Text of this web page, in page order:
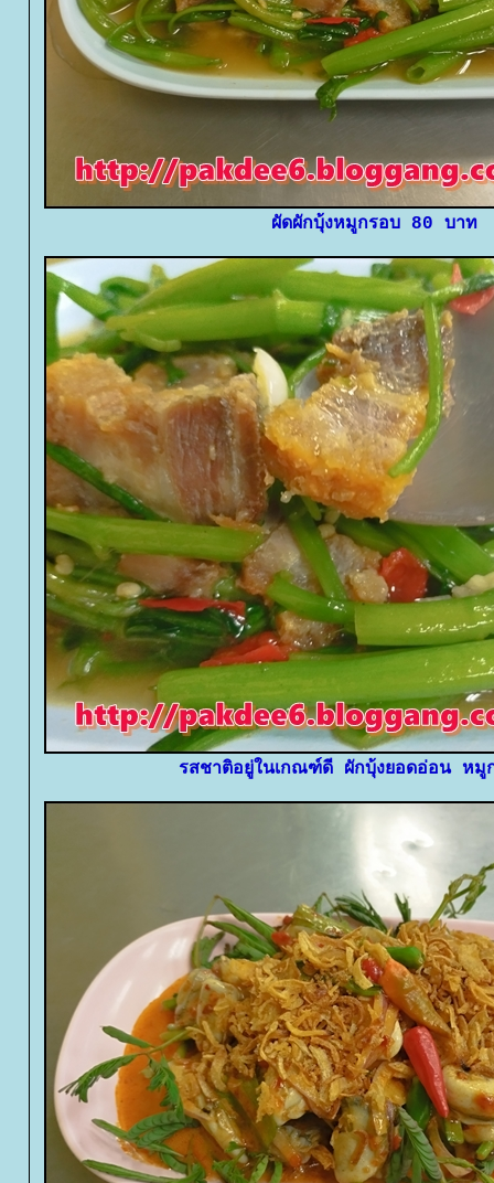
ผัดผักบุ้งหมูกรอบ 80 บาท
รสชาติอยู่ในเกณฑ์ดี ผักบุ้งยอดอ่อน หมู